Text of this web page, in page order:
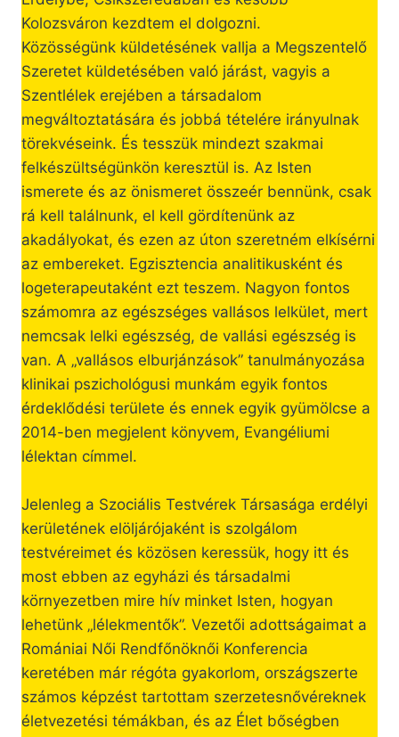
Kolozsváron kezdtem el dolgozni.
Közösségünk küldetésének vallja a Megszentelő
Szeretet küldetésében való járást, vagyis a
Szentlélek erejében a társadalom
megváltoztatására és jobbá tételére irányulnak
törekvéseink. És tesszük mindezt szakmai
felkészültségünkön keresztül is. Az Isten
ismerete és az önismeret összeér bennünk, csak
rá kell találnunk, el kell gördítenünk az
akadályokat, és ezen az úton szeretném elkísérni
az embereket. Egzisztencia analitikusként és
logeterapeutaként ezt teszem. Nagyon fontos
számomra az egészséges vallásos lelkület, mert
nemcsak lelki egészség, de vallási egészség is
van. A „vallásos elburjánzások” tanulmányozása
klinikai pszichológusi munkám egyik fontos
érdeklődési területe és ennek egyik gyümölcse a
2014-ben megjelent könyvem, Evangéliumi
lélektan címmel.
Jelenleg a Szociális Testvérek Társasága erdélyi
kerületének elöljárójaként is szolgálom
testvéreimet és közösen keressük, hogy itt és
most ebben az egyházi és társadalmi
környezetben mire hív minket Isten, hogyan
lehetünk „lélekmentők”. Vezetői adottságaimat a
Romániai Női Rendfőnöknői Konferencia
keretében már régóta gyakorlom, országszerte
számos képzést tartottam szerzetesnővéreknek
életvezetési témákban, és az Élet bőségben